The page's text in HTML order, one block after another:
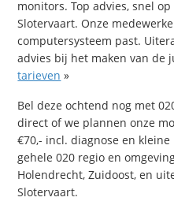
monitors. Top advies, snel
Slotervaart. Onze
computersysteem past.
advies bij het maken van de
tarieven »
Bel deze ochtend nog met
direct of we plannen onze
€70,- incl. diagnose en
gehele 020 regio en
Holendrecht, Zuidoost, en
Slotervaart.